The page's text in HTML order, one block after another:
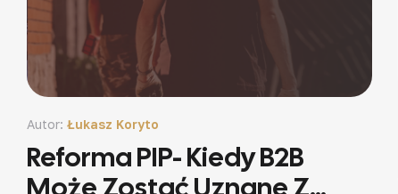
Autor: Łukasz Koryto
Reforma PIP- Kiedy B2B